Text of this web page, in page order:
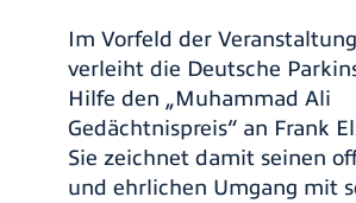
Im Vorfeld der Veranstaltung
verleiht die Deutsche
Hilfe den „Muhammad Ali
Gedächtnispreis“ an Frank
Sie zeichnet damit seinen
und ehrlichen Umgang mit